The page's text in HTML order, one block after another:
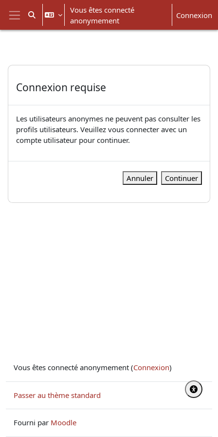
Passer au contenu principal
Panneau latéral
Activer/désactiver la saisie de recherche
Vous êtes connecté
anonymement
Connexion
Connexion requise
Les utilisateurs anonymes ne peuvent pas consulter les
profils utilisateurs. Veuillez vous connecter avec un
compte utilisateur pour continuer.
Annuler Continuer
Vous êtes connecté anonymement (Connexion)
Passer au thème standard
Fourni par Moodle